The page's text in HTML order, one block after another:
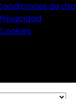
de Uso